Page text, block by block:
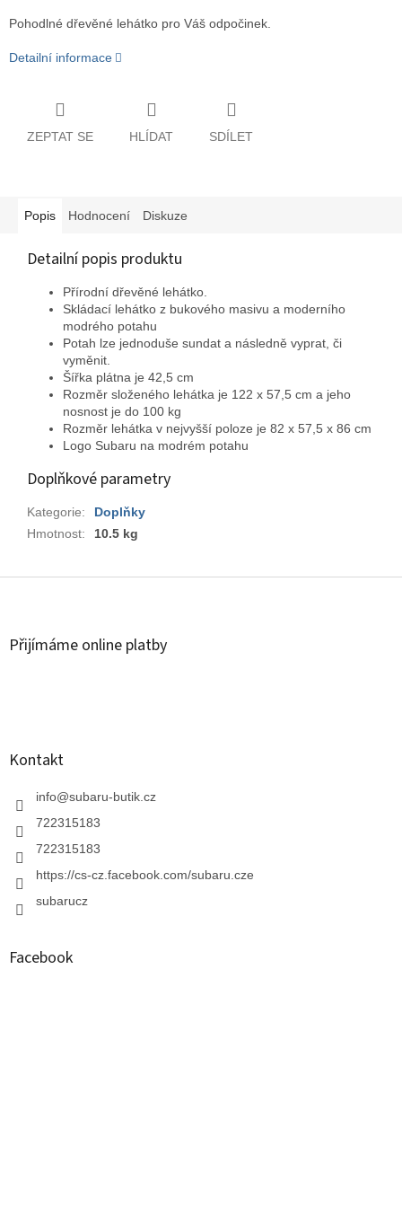
Pohodlné dřevěné lehátko pro Váš odpočinek.
Detailní informace
ZEPTAT SE HLÍDAT SDÍLET
Popis Hodnocení Diskuze
Detailní popis produktu
Přírodní dřevěné lehátko.
Skládací lehátko z bukového masivu a moderního
modrého potahu
Potah lze jednoduše sundat a následně vyprat, či
vyměnit.
Šířka plátna je 42,5 cm
Rozměr složeného lehátka je 122 x 57,5 cm a jeho
nosnost je do 100 kg
Rozměr lehátka v nejvyšší poloze je 82 x 57,5 x 86 cm
Logo Subaru na modrém potahu
Doplňkové parametry
Kategorie:
Doplňky
Hmotnost: 10.5 kg
Z
Přijímáme online platby
Kontakt
info@subaru-butik.cz
722315183
722315183
https://cs-cz.facebook.com/subaru.cze
subarucz
Facebook